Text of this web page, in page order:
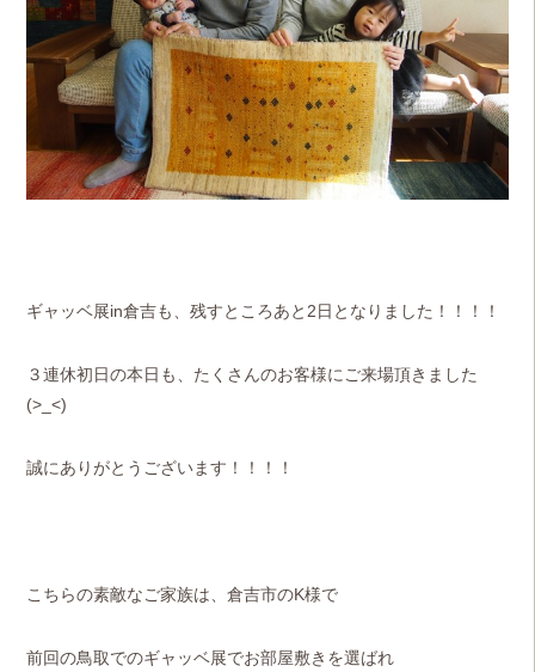
ギャッベ展in倉吉も、残すところあと2日となりました！！！！
３連休初日の本日も、たくさんのお客様にご来場頂きました
(>_<)
誠にありがとうございます！！！！
こちらの素敵なご家族は、倉吉市のK様で
前回の鳥取でのギャッベ展でお部屋敷きを選ばれ